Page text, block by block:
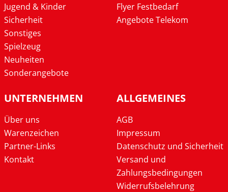
Jugend & Kinder
Sicherheit
Sonstiges
Spielzeug
Neuheiten
Sonderangebote
Flyer Festbedarf
Angebote Telekom
UNTERNEHMEN
Über uns
Warenzeichen
Partner-Links
Kontakt
ALLGEMEINES
AGB
Impressum
Datenschutz und Sicherheit
Versand und
Zahlungsbedingungen
Widerrufsbelehrung